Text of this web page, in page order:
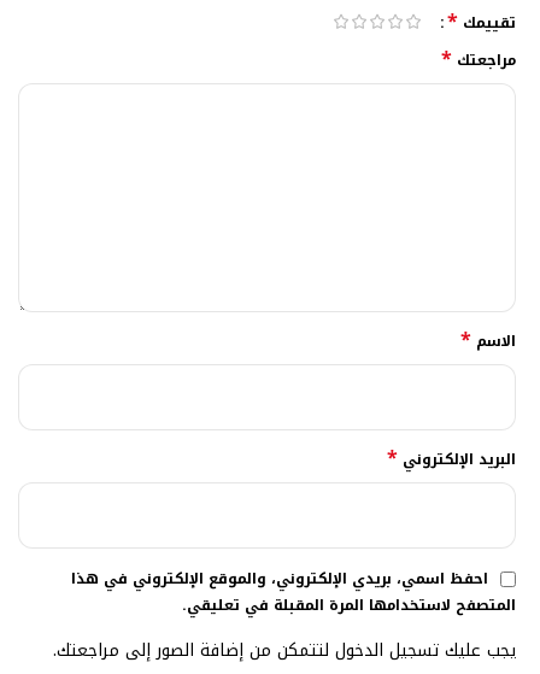
تقييمك *
مراجعتك *
الاسم *
البريد الإلكتروني *
احفظ اسمي، بريدي الإلكتروني، والموقع الإلكتروني في هذا
المتصفح لاستخدامها المرة المقبلة في تعليقي.
يجب عليك تسجيل الدخول لتتمكن من إضافة الصور إلى مراجعتك.